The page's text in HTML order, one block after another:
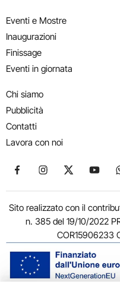
Eventi e Mostre
Inaugurazioni
Finissage
Eventi in giornata
Chi siamo
Pubblicità
Contatti
Lavora con noi
Seguici su Facebook
Seguici suSeguici su X
Sito realizzato con il
n. 385 del 19/10/2022
COR15906233